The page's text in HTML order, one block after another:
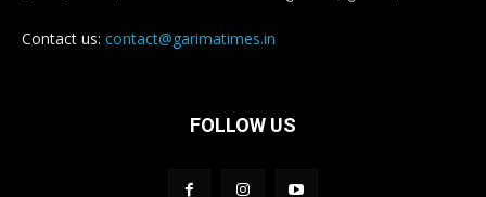
Contact us: contact@garimatimes.in
FOLLOW US